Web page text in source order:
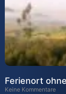
Ferienort
Keine Kommentare